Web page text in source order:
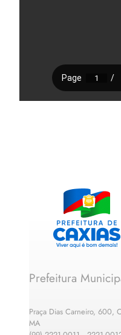
Prefeitura
Praça Dias Carneiro, 600,
MA